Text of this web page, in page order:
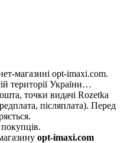
магазині opt-imaxi.com.
території України…
точки видачі Rozetka
післяплата). Перед
opt-imaxi.com